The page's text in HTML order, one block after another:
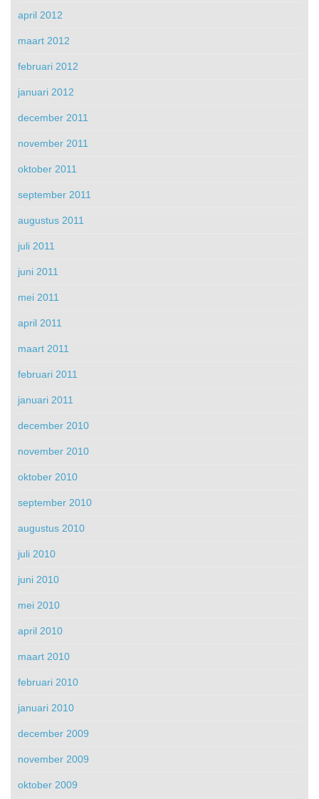
april 2012
maart 2012
februari 2012
januari 2012
december 2011
november 2011
oktober 2011
september 2011
augustus 2011
juli 2011
juni 2011
mei 2011
april 2011
maart 2011
februari 2011
januari 2011
december 2010
november 2010
oktober 2010
september 2010
augustus 2010
juli 2010
juni 2010
mei 2010
april 2010
maart 2010
februari 2010
januari 2010
december 2009
november 2009
oktober 2009